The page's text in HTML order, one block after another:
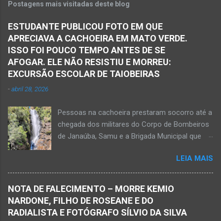
ficaram presas nas ferragens. Equipes do
Pelotão do Corpo de Bombeiros Militar de
Janaúba seguiram para o local. Uma mulher
morreu e a outra vítima ficou gravemente
ferida e foi levada pelos socorristas do Samu
para o hospital na cidade de Monte Azul. Essa
do Suporte Aéreo Avançado de Vida (SAAV)
para unidade hospi...
Postagens mais visitadas deste blog
ESTUDANTE PUBLICOU FOTO EM QUE
APRECIAVA A CACHOEIRA EM MATO VERDE.
ISSO FOI POUCO TEMPO ANTES DE SE
AFOGAR. ELE NÃO RESISTIU E MORREU:
EXCURSÃO ESCOLAR DE TAIOBEIRAS
-abril 28, 2026
Pessoas na cachoeira prestaram socorro até a
chegada dos militares do Corpo de Bombeiros
de Janaúba, Samu e a Brigada Municipal que
resistiu e foi a óbito Foto álbum pessoal Kauan
Pereira Alves publicou em sua rede social a
foto em que apreciava a Cachoeira Maria Rosa,
em Mato Verde, pouco tempo antes de se
afogar e depois vir a óbito nesta terça-feira, dia
LEIA MAIS
NOTA DE FALECIMENTO – MORRE KEMIO
NARDONE, FILHO DE ROSEANE E DO
RADIALISTA E FOTÓGRAFO SÍLVIO DA SILVA